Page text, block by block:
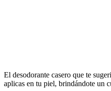
El desodorante casero que te
aplicas en tu piel, brindándote un